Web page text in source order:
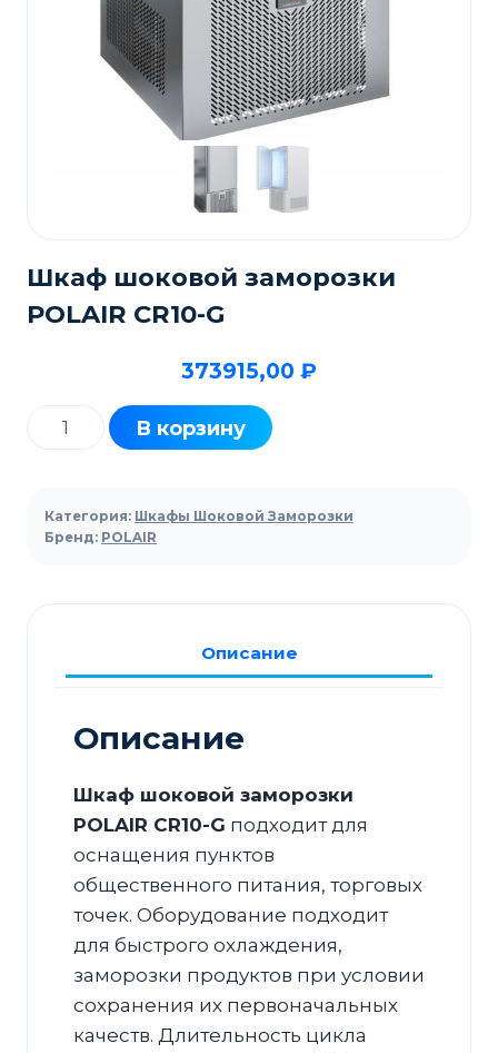
Шкаф шоковой заморозки
POLAIR CR10-G
373915,00 ₽
Количество
товара
шоковой
заморозки
CR10-
G
В корзину
Категория: Шкафы Шоковой Заморозки
Бренд: POLAIR
Описание
Описание
Шкаф шоковой заморозки
POLAIR CR10-G подходит для
оснащения пунктов
общественного питания, торговых
точек. Оборудование подходит
для быстрого охлаждения,
заморозки продуктов при условии
сохранения их первоначальных
качеств. Длительность цикла